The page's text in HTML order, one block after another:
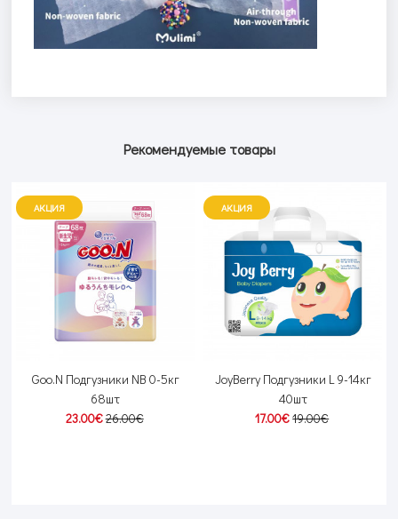
Рекомендуемые товары
АКЦИЯ
Goo.N Подгузники NB 0-5кг
68шт
23.00€26.00€
АКЦИЯ
JoyBerry Подгузники L 9-14кг
40шт
17.00€19.00€